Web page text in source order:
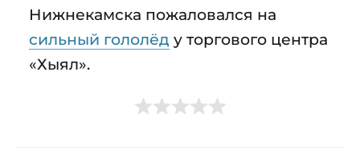
Нижнекамска пожаловался на
сильный гололёд у торгового центра
«Хыял».